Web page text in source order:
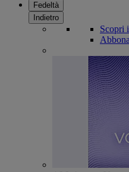
Fedeltà
Indietro
Scopri